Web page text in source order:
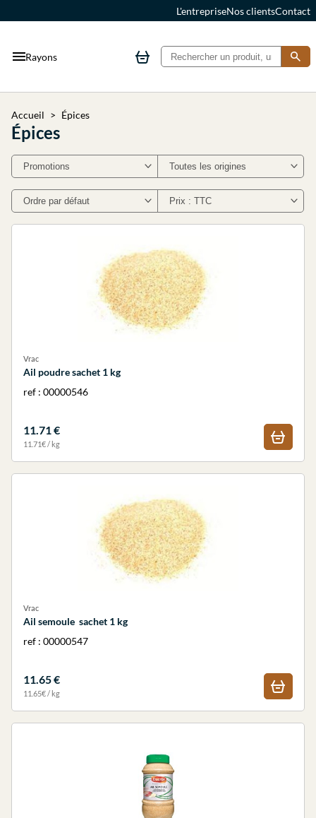
L'entrepriseNos clientsContact
Rayons
Accueil Épices
Épices
Vrac
Ail poudre sachet 1 kg
ref : 00000546
11.71 €
11.71€ / kg
Vrac
Ail semoule sachet 1 kg
ref : 00000547
11.65 €
11.65€ / kg